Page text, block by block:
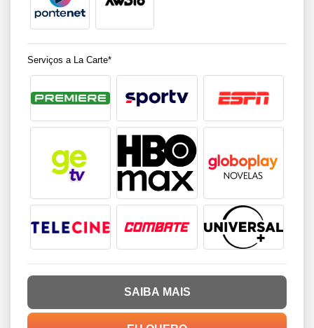
Serviços a La Carte*
SAIBA MAIS